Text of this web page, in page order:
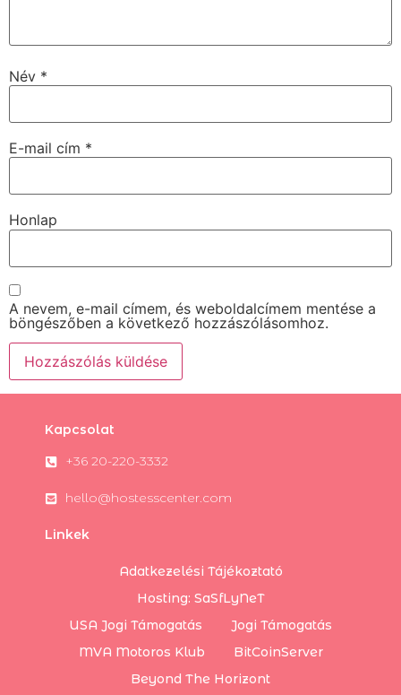
Név *
E-mail cím *
Honlap
A nevem, e-mail címem, és weboldalcímem mentése a
böngészőben a következő hozzászólásomhoz.
Kapcsolat
+36 20-220-3332
hello@hostesscenter.com
Linkek
Adatkezelési Tájékoztató
Hosting: SaSfLyNeT
USA Jogi Támogatás
Jogi Támogatás
MVA Motoros Klub
BitCoinServer
Beyond The Horizont